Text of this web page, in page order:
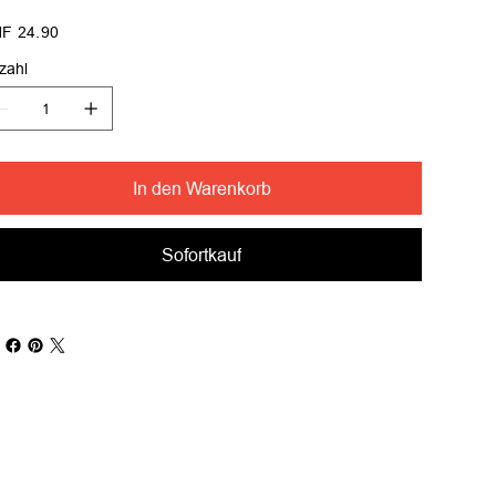
24.90
In den Warenkorb
Sofortkauf